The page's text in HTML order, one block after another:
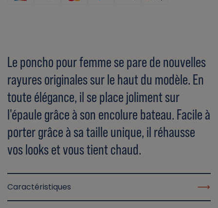
Le poncho pour femme se pare de nouvelles
rayures originales sur le haut du modèle. En
toute élégance, il se place joliment sur
l'épaule grâce à son encolure bateau. Facile à
porter grâce à sa taille unique, il réhausse
vos looks et vous tient chaud.
Caractéristiques